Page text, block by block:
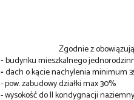
Zgodnie z
-budynku mieszkalnego
-dach o kącie nachylenia minimum
- pow. zabudowy działki max 30%
- wysokość do II kondygnacji